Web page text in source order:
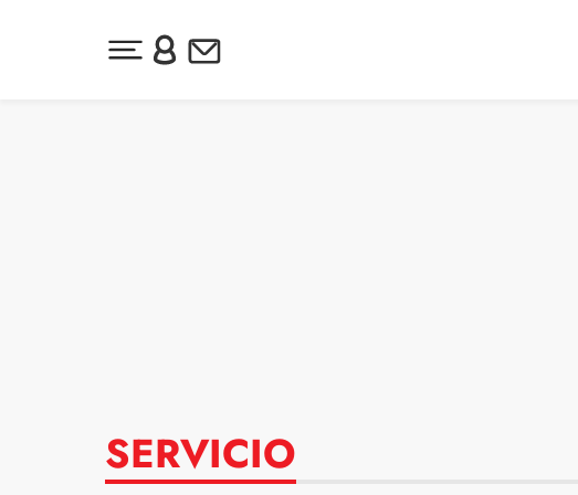
Desplegar menú principal
Inicia sesión o regístrate
Newsletter
SERVICIO